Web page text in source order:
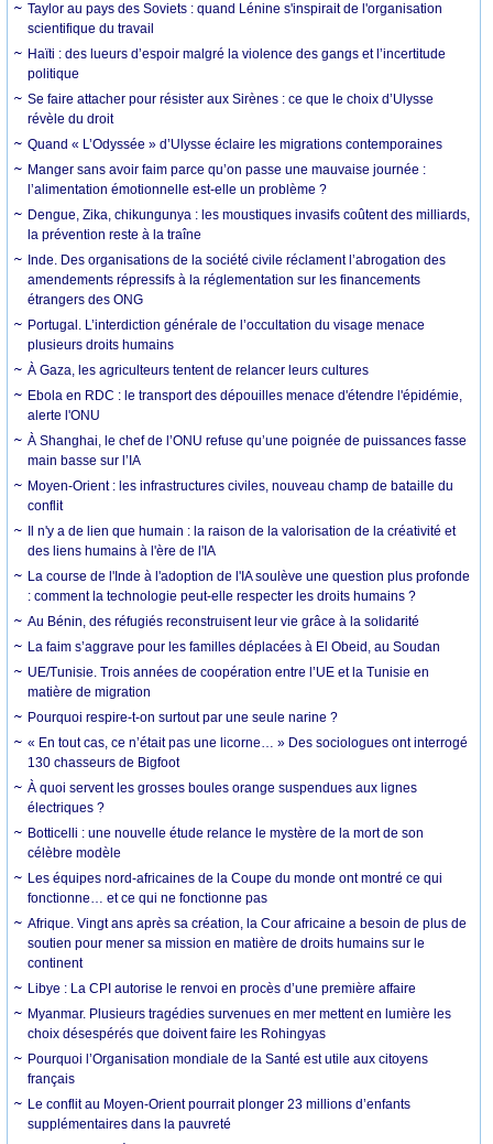
Taylor au pays des Soviets : quand Lénine s'inspirait de l'organisation
scientifique du travail
Haïti : des lueurs d’espoir malgré la violence des gangs et l’incertitude
politique
Se faire attacher pour résister aux Sirènes : ce que le choix d’Ulysse
révèle du droit
Quand « L’Odyssée » d’Ulysse éclaire les migrations contemporaines
Manger sans avoir faim parce qu’on passe une mauvaise journée :
l’alimentation émotionnelle est-elle un problème ?
Dengue, Zika, chikungunya : les moustiques invasifs coûtent des milliards,
la prévention reste à la traîne
Inde. Des organisations de la société civile réclament l’abrogation des
amendements répressifs à la réglementation sur les financements
étrangers des ONG
Portugal. L’interdiction générale de l’occultation du visage menace
plusieurs droits humains
À Gaza, les agriculteurs tentent de relancer leurs cultures
Ebola en RDC : le transport des dépouilles menace d'étendre l'épidémie,
alerte l'ONU
À Shanghai, le chef de l’ONU refuse qu’une poignée de puissances fasse
main basse sur l’IA
Moyen-Orient : les infrastructures civiles, nouveau champ de bataille du
conflit
Il n'y a de lien que humain : la raison de la valorisation de la créativité et
des liens humains à l'ère de l'IA
La course de l'Inde à l'adoption de l'IA soulève une question plus profonde
: comment la technologie peut-elle respecter les droits humains ?
Au Bénin, des réfugiés reconstruisent leur vie grâce à la solidarité
La faim s’aggrave pour les familles déplacées à El Obeid, au Soudan
UE/Tunisie. Trois années de coopération entre l’UE et la Tunisie en
matière de migration
Pourquoi respire-t-on surtout par une seule narine ?
« En tout cas, ce n’était pas une licorne… » Des sociologues ont interrogé
130 chasseurs de Bigfoot
À quoi servent les grosses boules orange suspendues aux lignes
électriques ?
Botticelli : une nouvelle étude relance le mystère de la mort de son
célèbre modèle
Les équipes nord-africaines de la Coupe du monde ont montré ce qui
fonctionne… et ce qui ne fonctionne pas
Afrique. Vingt ans après sa création, la Cour africaine a besoin de plus de
soutien pour mener sa mission en matière de droits humains sur le
continent
Libye : La CPI autorise le renvoi en procès d’une première affaire
Myanmar. Plusieurs tragédies survenues en mer mettent en lumière les
choix désespérés que doivent faire les Rohingyas
Pourquoi l’Organisation mondiale de la Santé est utile aux citoyens
français
Le conflit au Moyen-Orient pourrait plonger 23 millions d’enfants
supplémentaires dans la pauvreté